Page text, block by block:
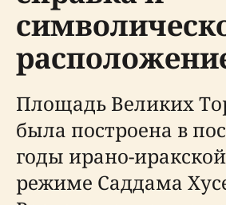
Площадь Великих
была построена в
годы ирано-
режиме Саддама